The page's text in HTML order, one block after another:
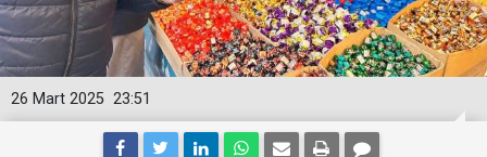
23:51
26 Mart 2025